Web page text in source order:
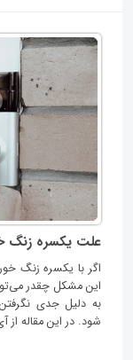
علت یکسره زنگ
اگر با یکسره زنگ
این مشکل چقدر
به دلیل جدی
شود. در این مقاله از